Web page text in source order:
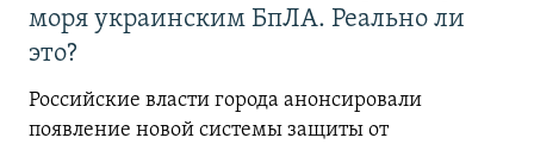
моря украинским БпЛА. Реально ли
это?
Российские власти города анонсировали
появление новой системы защиты от